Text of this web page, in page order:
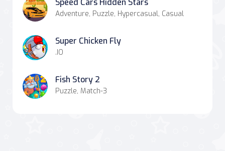
Speed Cars Hidden Stars
Adventure, Puzzle, Hypercasual, Casual
Super Chicken Fly
.IO
Fish Story 2
Puzzle, Match-3